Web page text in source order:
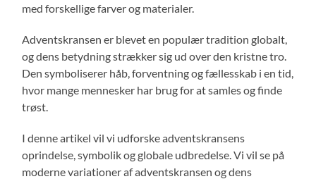
med forskellige farver og materialer.
Adventskransen er blevet en populær tradition globalt,
og dens betydning strækker sig ud over den kristne tro.
Den symboliserer håb, forventning og fællesskab i en tid,
hvor mange mennesker har brug for at samles og finde
trøst.
I denne artikel vil vi udforske adventskransens
oprindelse, symbolik og globale udbredelse. Vi vil se på
moderne variationer af adventskransen og dens